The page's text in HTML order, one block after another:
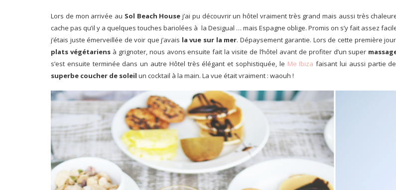
Lors de mon arrivée au Sol Beach House j’ai pu découvrir un hôtel vraiment très grand mais aussi très
cache pas qu’il y a quelques touches bariolées à la Desigual … mais Espagne oblige. Promis on s’y fait assez
j’étais juste émerveillée de voir que j’avais la vue sur la mer. Dépaysement garantie. Lors de cette première
plats végétariensà grignoter, nous avons ensuite fait la visite de l’hôtel avant de profiter d’un super
s’est ensuite terminée dans un autre Hôtel très élégant et sophistiquée, le Me Ibiza faisant lui aussi partie
superbe coucher de soleil un cocktail à la main. La vue était vraiment : waouh !